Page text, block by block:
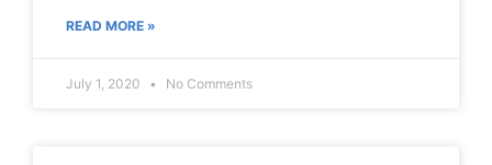
READ MORE »
July 1, 2020 No Comments